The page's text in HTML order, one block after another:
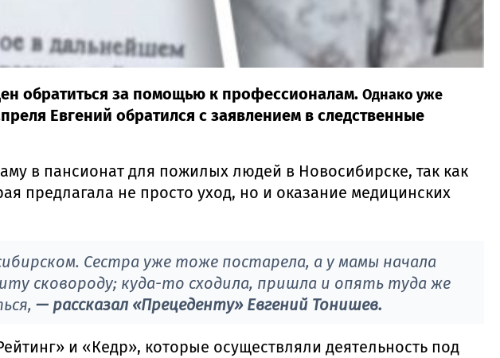
обратиться за помощью к профессионалам. Однако уже
Евгений обратился с заявлением в следственные
в пансионат для пожилых людей в Новосибирске, так как
предлагала не просто уход, но и оказание медицинских
Сестра уже тоже постарела, а у мамы начала
сковороду; куда-то сходила, пришла и опять туда же
— рассказал «Прецеденту» Евгений Тонишев.
и «Кедр», которые осуществляли деятельность под